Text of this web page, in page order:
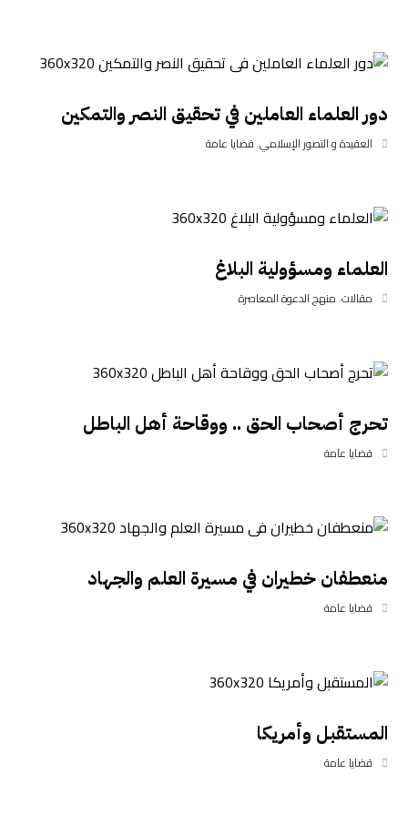
دور العلماء العاملين في تحقيق النصر والتمكين
العقيدة و التصور الإسلامي,قضايا عامة
العلماء ومسؤولية البلاغ
مقالات,منهج الدعوة المعاصرة
تحرج أصحاب الحق .. ووقاحة أهل الباطل
قضايا عامة
منعطفان خطيران في مسيرة العلم والجهاد
قضايا عامة
المستقبل وأمريكا
قضايا عامة